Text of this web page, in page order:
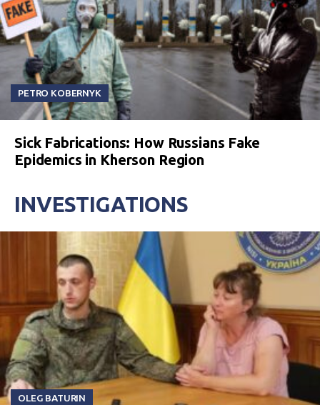
PETRO KOBERNYK
Sick Fabrications: How Russians Fake
Epidemics in Kherson Region
INVESTIGATIONS
OLEG BATURIN